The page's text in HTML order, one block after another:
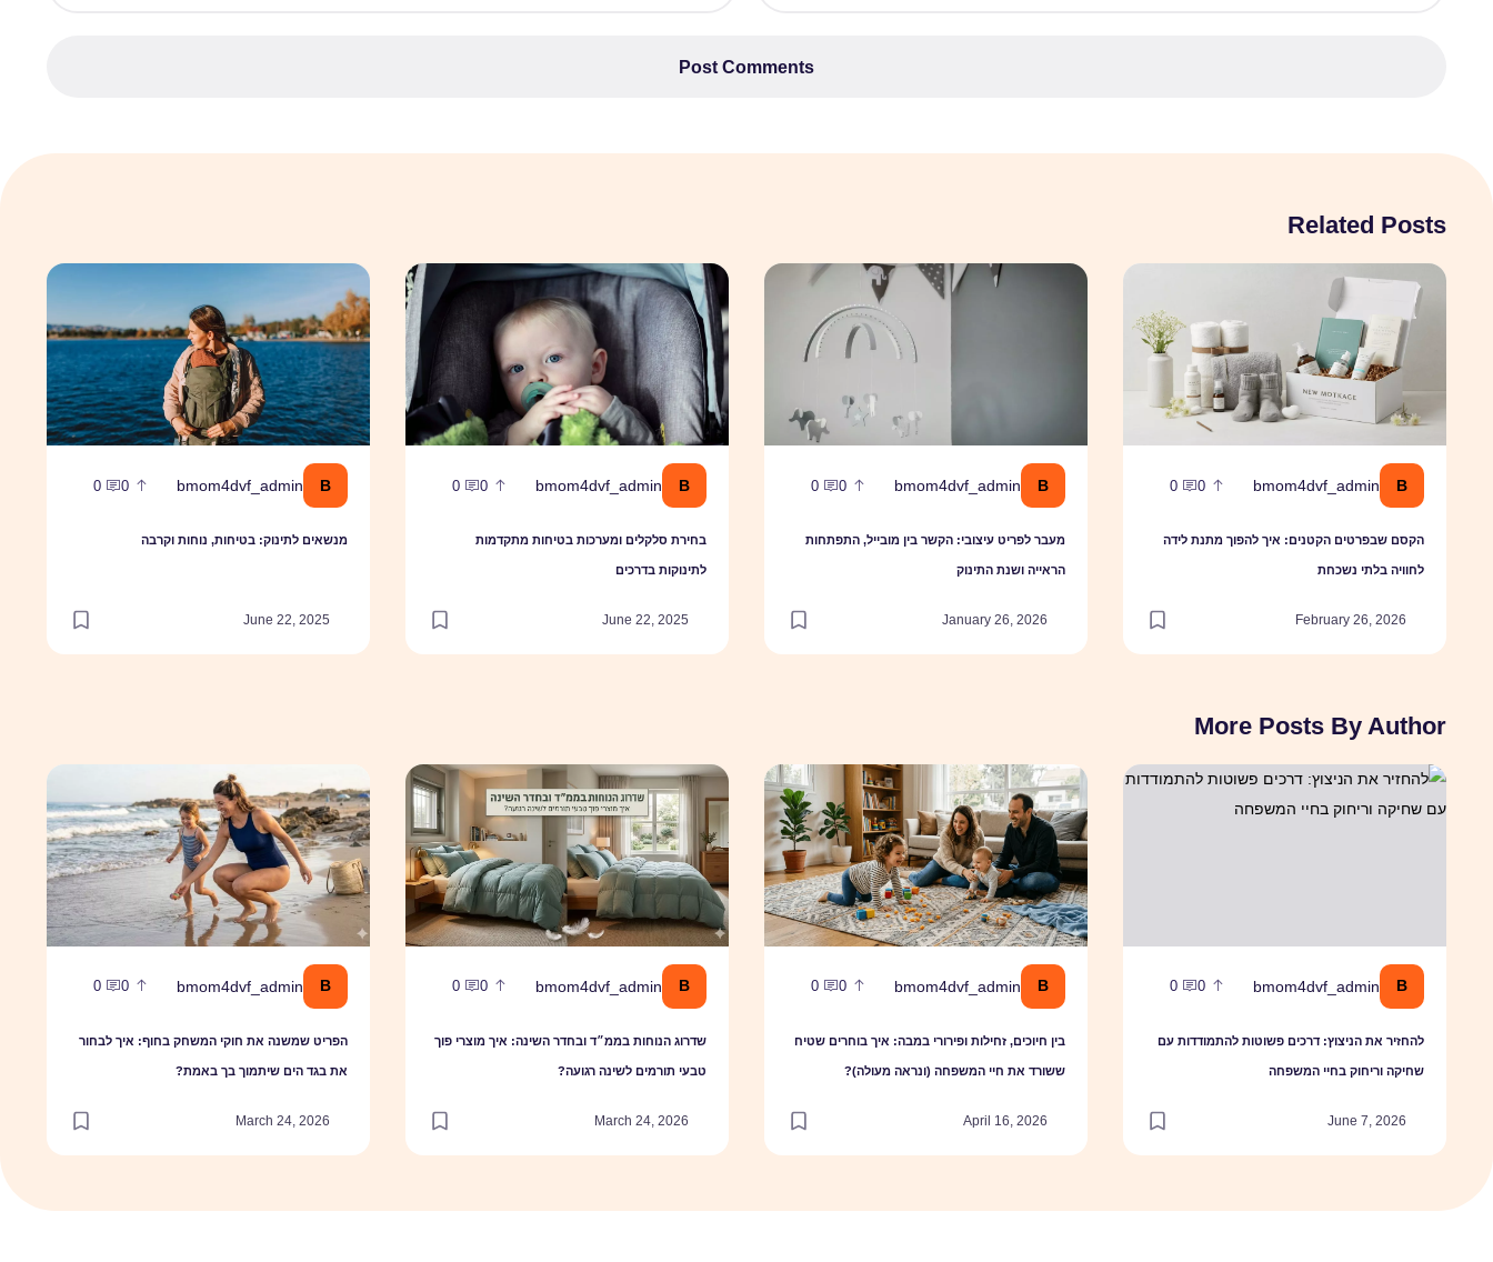
Post Comments
Related Posts
B
bmom4dvf_admin
0
0
הקסם שבפרטים הקטנים: איך להפוך מתנת לידה
לחוויה בלתי נשכחת
February 26, 2026
הקסם שבפרטים הקטנים: איך להפוך מתנת לידה לחוויה בלתי נשכחת
B
bmom4dvf_admin
0
0
מעבר לפריט עיצובי: הקשר בין מובייל, התפתחות
הראייה ושנת התינוק
January 26, 2026
מעבר לפריט עיצובי: הקשר בין מובייל, התפתחות הראייה ושנת התינוק
B
bmom4dvf_admin
0
0
בחירת סלקלים ומערכות בטיחות מתקדמות
לתינוקות בדרכים
June 22, 2025
בחירת סלקלים ומערכות בטיחות מתקדמות לתינוקות בדרכים
B
bmom4dvf_admin
0
0
מנשאים לתינוק: בטיחות, נוחות וקרבה
June 22, 2025
מנשאים לתינוק: בטיחות, נוחות וקרבה
More Posts By Author
B
bmom4dvf_admin
0
0
להחזיר את הניצוץ: דרכים פשוטות להתמודדות עם
שחיקה וריחוק בחיי המשפחה
June 7, 2026
להחזיר את הניצוץ: דרכים פשוטות להתמודדות עם שחיקה וריחוק בחיי המשפחה
B
bmom4dvf_admin
0
0
בין חיוכים, זחילות ופירורי במבה: איך בוחרים שטיח
ששורד את חיי המשפחה (ונראה מעולה)?
April 16, 2026
בין חיוכים, זחילות ופירורי במבה: איך בוחרים שטיח ששורד את חיי המשפחה (ונראה מעולה)?
B
bmom4dvf_admin
0
0
שדרוג הנוחות בממ״ד ובחדר השינה: איך מוצרי פוך
טבעי תורמים לשינה רגועה?
March 24, 2026
שדרוג הנוחות בממ״ד ובחדר השינה: איך מוצרי פוך טבעי תורמים לשינה רגועה?
B
bmom4dvf_admin
0
0
הפריט שמשנה את חוקי המשחק בחוף: איך לבחור
את בגד הים שיתמוך בך באמת?
March 24, 2026
הפריט שמשנה את חוקי המשחק בחוף: איך לבחור את